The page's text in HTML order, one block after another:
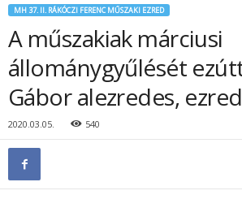
MH 37. II. RÁKÓCZI FERENC MŰSZAKI EZRED
A műszakiak márciusi
állománygyűlését
Gábor alezredes,
2020.03.05. 540